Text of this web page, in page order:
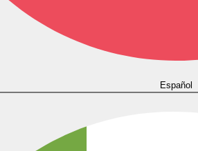
Español